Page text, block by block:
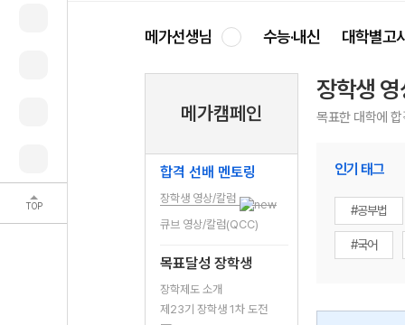
TOP
메가선생님 수능·내신 대학별고
메가캠페인
합격 선배 멘토링
장학생 영상/칼럼
큐브 영상/칼럼(QCC)
목표달성 장학생
장학제도 소개
제23기 장학생 1차 도전
장학생
목표한 대학에
인기 태그
#공부법
#국어